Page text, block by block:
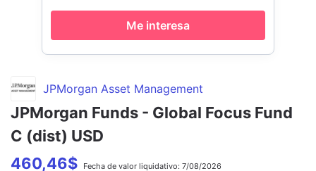
JPMorgan Asset Management
JPMorgan Funds - Global Focus Fund
C (dist) USD
460,46$ Fecha de valor liquidativo: 7/08/2026
Blend
Me interesa